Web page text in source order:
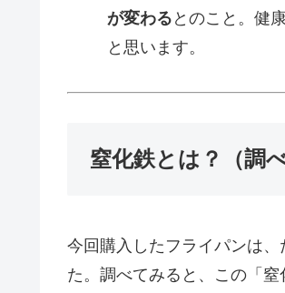
が変わる とのこと。健
と思います。
窒化鉄とは？（調
今回購入したフライパンは、
た。調べてみると、この「